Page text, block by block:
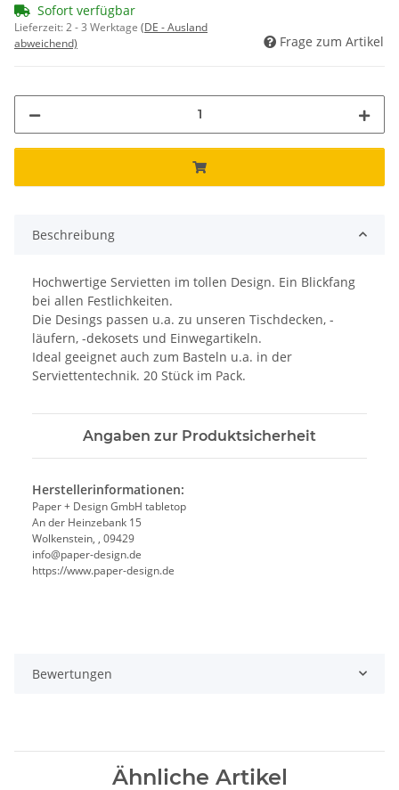
Sofort verfügbar
Lieferzeit:2 - 3 Werktage (DE - Ausland
abweichend)
Frage zum Artikel
Beschreibung
Hochwertige Servietten im tollen Design. Ein Blickfang
bei allen Festlichkeiten.
Die Desings passen u.a. zu unseren Tischdecken, -
läufern, -dekosets und Einwegartikeln.
Ideal geeignet auch zum Basteln u.a. in der
Serviettentechnik. 20 Stück im Pack.
Angaben zur Produktsicherheit
Herstellerinformationen:
Paper + Design GmbH tabletop
An der Heinzebank 15
Wolkenstein, , 09429
info@paper-design.de
https://www.paper-design.de
Bewertungen
Ähnliche Artikel